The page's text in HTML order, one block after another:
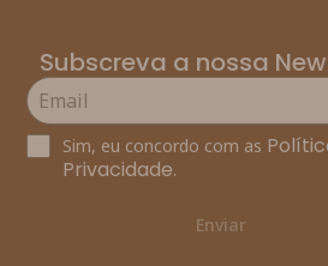
Subscreva a nossa
Sim, eu concordo com as
Privacidade.
Enviar